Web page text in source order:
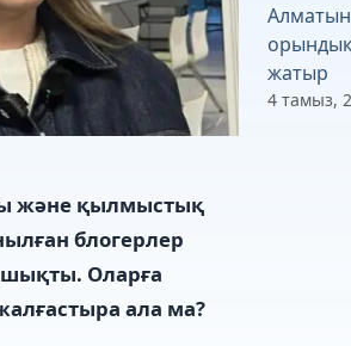
және қылмыстық
блогерлер
шықты. Оларға
ала ма?
жатыр
4 тамыз,